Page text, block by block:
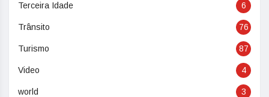
Terceira Idade 6
Trânsito 76
Turismo 87
Video 4
world 3